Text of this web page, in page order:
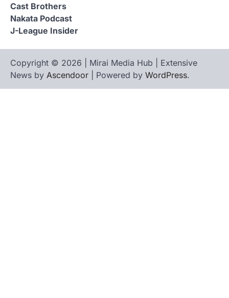
Cast Brothers
Nakata Podcast
J-League Insider
Copyright © 2026 | Mirai Media Hub | Extensive
News by Ascendoor | Powered by WordPress.